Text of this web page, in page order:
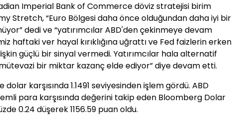
Imperial Bank of Commerce döviz stratejisi birim
Stretch, “Euro Bölgesi daha önce olduğundan daha iyi bir
dedi ve “yatırımcılar ABD'den çekinmeye devam
haftaki ver hayal kırıklığına uğrattı ve Fed faizlerin erken
güçlü bir sinyal vermedi. Yatırımcılar hala alternatif
bir miktar kazanç elde ediyor” diye devam etti.
dolar karşısında 1.1491 seviyesinden işlem gördü. ABD
para karşısında değerini takip eden Bloomberg Dolar
0.24 düşerek 1156.59 puan oldu.